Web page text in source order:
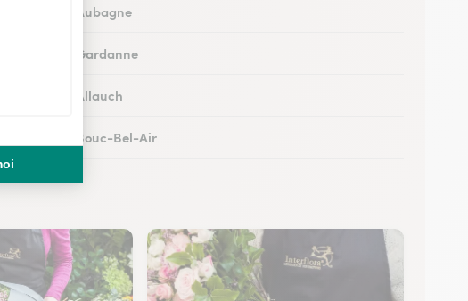
Fleuristes à Aubagne
Fleuristes à Gardanne
Fleuristes à Allauch
Fleuristes à Bouc-Bel-Air
Fleuristes à Salon-de-Provence